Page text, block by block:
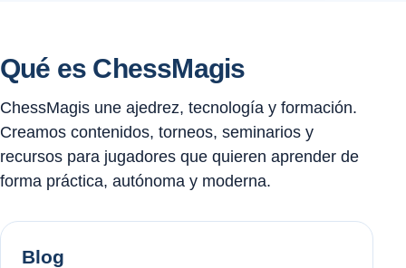
Qué es ChessMagis
ChessMagis une ajedrez, tecnología y formación.
Creamos contenidos, torneos, seminarios y
recursos para jugadores que quieren aprender de
forma práctica, autónoma y moderna.
Blog